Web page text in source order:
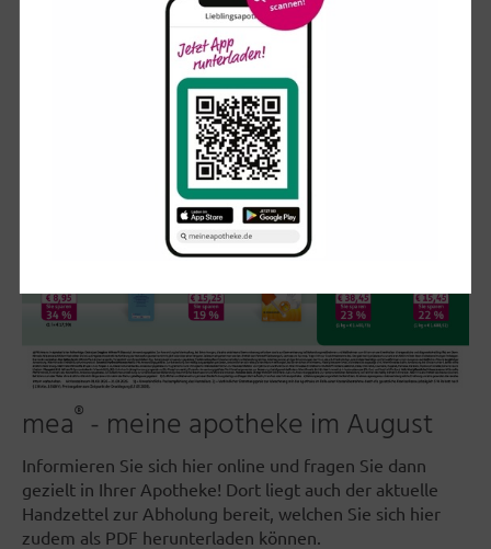
mea® - meine apotheke im August
Informieren Sie sich hier online und fragen Sie dann
gezielt in Ihrer Apotheke! Dort liegt auch der aktuelle
Handzettel zur Abholung bereit, welchen Sie sich hier
zudem als PDF herunterladen können.